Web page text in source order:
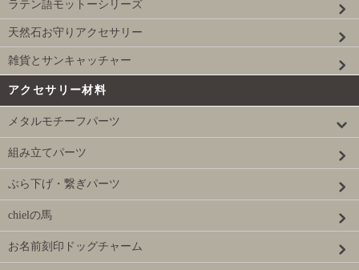
ラテン語モットーシリーズ
天然石お守りアクセサリー
雑貨とサンキャッチャー
アクセサリー材料
メタルモチーフパーツ
組み立てパーツ
ぶら下げ・繋ぎパーツ
chielの馬
お名前刻印ドッグチャーム